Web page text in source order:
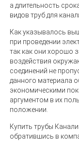
а длительность
видов труб для
Как указывалось
при проведении
так как они хорошо
воздействия
соединений не
данного материала
экономическими
аргументом в их
положении.
Купить трубы
обратившись в